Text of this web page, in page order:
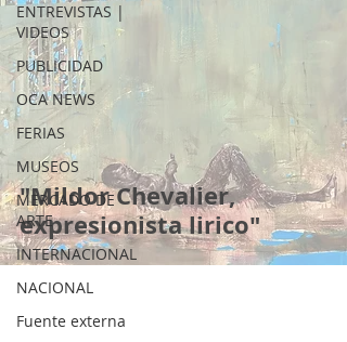
ENTREVISTAS |
VIDEOS
PUBLICIDAD
OCA NEWS
FERIAS
MUSEOS
MERCADO DE
ARTE
INTERNACIONAL
NACIONAL
Fuente externa
"Mildor Chevalier,
expresionista lirico"